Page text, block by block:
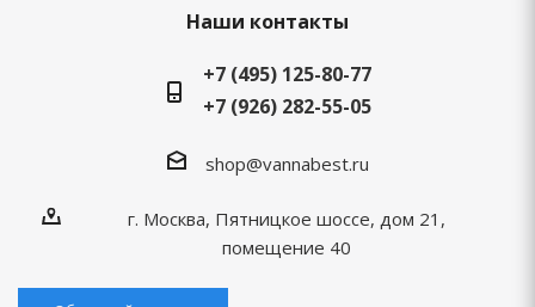
Наши контакты
+7 (495) 125-80-77
+7 (926) 282-55-05
shop@vannabest.ru
г. Москва, Пятницкое шоссе, дом 21,
помещение 40